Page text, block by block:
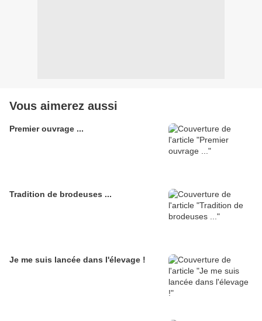
Vous aimerez aussi
Premier ouvrage ...
Tradition de brodeuses ...
Je me suis lancée dans l'élevage !